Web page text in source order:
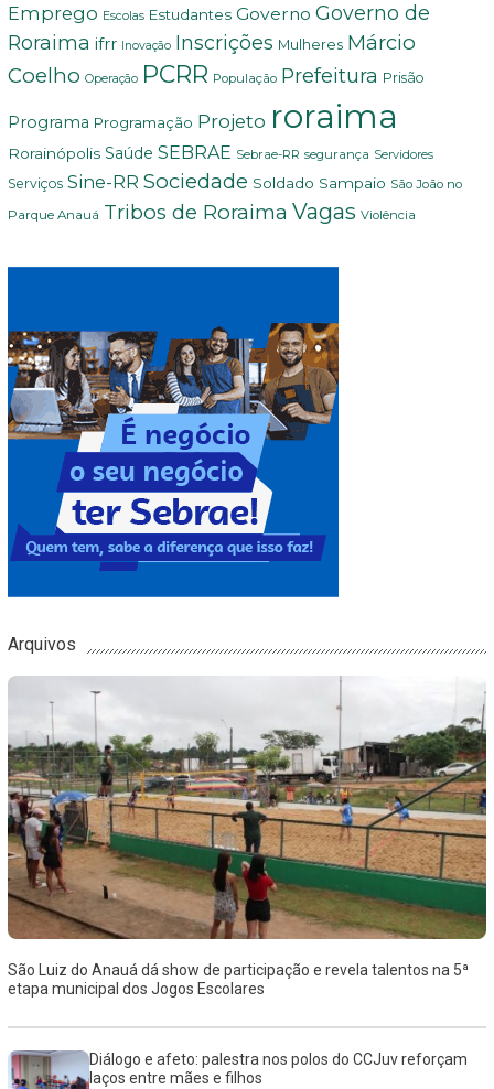
Emprego Escolas Estudantes Governo Governo de
Roraima ifrr Inovação Inscrições Mulheres Márcio
Coelho Operação PCRR População Prefeitura Prisão
Programa Programação Projeto roraima
Rorainópolis Saúde SEBRAE Sebrae-RR segurança Servidores
Serviços Sine-RR Sociedade Soldado Sampaio São João no
Parque Anauá Tribos de Roraima Vagas Violência
Arquivos
São Luiz do Anauá dá show de participação e revela talentos na 5ª
etapa municipal dos Jogos Escolares
Diálogo e afeto: palestra nos polos do CCJuv reforçam
laços entre mães e filhos